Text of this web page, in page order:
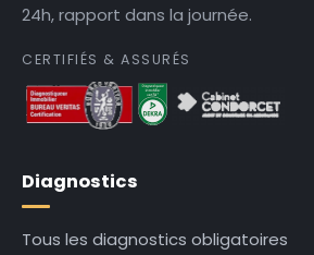
24h, rapport dans la journée.
CERTIFIÉS & ASSURÉS
Diagnostics
Tous les diagnostics obligatoires